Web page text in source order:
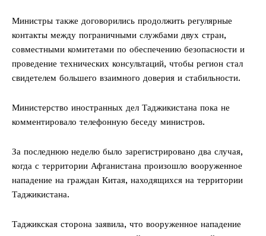
Министры также договорились продолжить регулярные
контакты между пограничными службами двух стран,
совместными комитетами по обеспечению безопасности и
проведение технических консультаций, чтобы регион стал
свидетелем большего взаимного доверия и стабильности.
Министерство иностранных дел Таджикистана пока не
комментировало телефонную беседу министров.
За последнюю неделю было зарегистрировано два случая,
когда с территории Афганистана произошло вооруженное
нападение на граждан Китая, находящихся на территории
Таджикистана.
Таджикская сторона заявила, что вооруженное нападение